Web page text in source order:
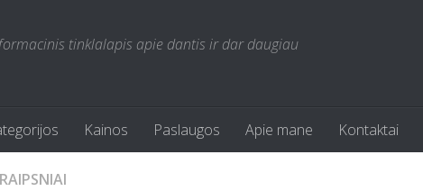
tinklalapis apie dantis ir dar daugiau
Kainos Paslaugos Apie mane Kontaktai